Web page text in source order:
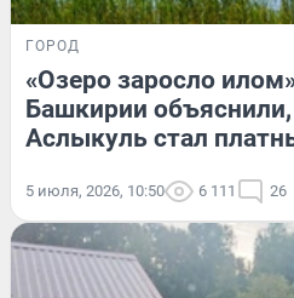
ГОРОД
«Озеро заросло
Башкирии
Аслыкуль стал
5 июля, 2026, 10:50 6 111 26